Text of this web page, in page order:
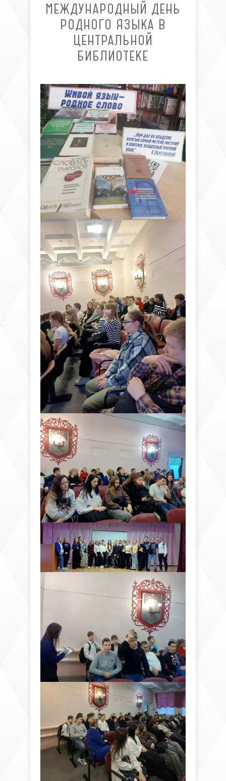
МЕЖДУНАРОДНЫЙ ДЕНЬ
РОДНОГО ЯЗЫКА В
ЦЕНТРАЛЬНОЙ
БИБЛИОТЕКЕ